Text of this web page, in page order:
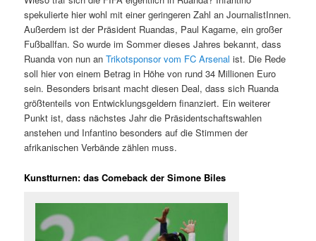
spekulierte hier wohl mit einer geringeren Zahl an JournalistInnen.
Außerdem ist der Präsident Ruandas, Paul Kagame, ein großer
Fußballfan. So wurde im Sommer dieses Jahres bekannt, dass
Ruanda von nun anTrikotsponsor vom FC Arsenal ist. Die Rede
soll hier von einem Betrag in Höhe von rund 34 Millionen Euro
sein. Besonders brisant macht diesen Deal, dass sich Ruanda
größtenteils von Entwicklungsgeldern finanziert. Ein weiterer
Punkt ist, dass nächstes Jahr die Präsidentschaftswahlen
anstehen und Infantino besonders auf die Stimmen der
afrikanischen Verbände zählen muss.
Kunstturnen: das Comeback der Simone Biles